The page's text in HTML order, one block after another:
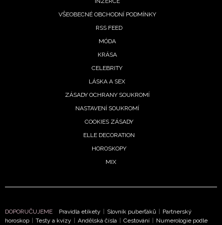
zpracováním údajů k tomuto účelu podle
soukromí BurdaMedia Extra s.r.o.
VŠEOBECNÉ OBCHODNÍ PODMÍNKY
RSS FEED
MÓDA
KRÁSA
CELEBRITY
LÁSKA A SEX
ZÁSADY OCHRANY SOUKROMÍ
NASTAVENÍ SOUKROMÍ
COOKIES ZÁSADY
ELLE DECORATION
HOROSKOPY
MIX
DOPORUČUJEME Pravidla etikety Slovník puberťáků
Partnerský
horoskop
Testy a kvízy Andělská čísla Cestování
Numerologie podle